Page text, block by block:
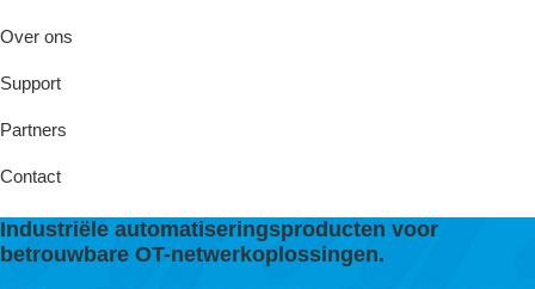
Over ons
Support
Partners
Contact
Industriële automatiseringsproducten voor
betrouwbare OT-netwerkoplossingen.